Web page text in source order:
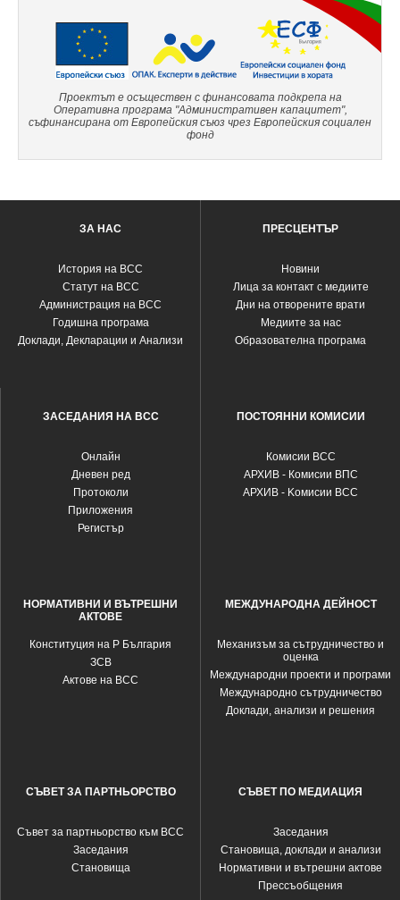
Проектът е осъществен с финансовата подкрепа на
Оперативна програма "Административен капацитет",
съфинансирана от Европейския съюз чрез Европейския социален
фонд
ЗА НАС
История на ВСС
Статут на ВСС
Администрация на ВСС
Годишна програма
Доклади, Декларации и Анализи
ПРЕСЦЕНТЪР
Новини
Лица за контакт с медиите
Дни на отворените врати
Медиите за нас
Образователна програма
ЗАСЕДАНИЯ НА ВСС
Oнлайн
Дневен ред
Протоколи
Приложения
Регистър
ПОСТОЯННИ КОМИСИИ
Комисии ВСС
АРХИВ - Комисии ВПС
АРХИВ - Kомисии ВСС
НОРМАТИВНИ И ВЪТРЕШНИ
АКТОВЕ
Конституция на Р България
ЗСВ
Актове на ВСС
МЕЖДУНАРОДНА ДЕЙНОСТ
Механизъм за сътрудничество и
оценка
Международни проекти и програми
Международно сътрудничество
Доклади, анализи и решения
СЪВЕТ ЗА ПАРТНЬОРСТВО
Съвет за партньорство към ВСС
Заседания
Становища
СЪВЕТ ПО МЕДИАЦИЯ
Заседания
Становища, доклади и анализи
Нормативни и вътрешни актове
Прессъобщения